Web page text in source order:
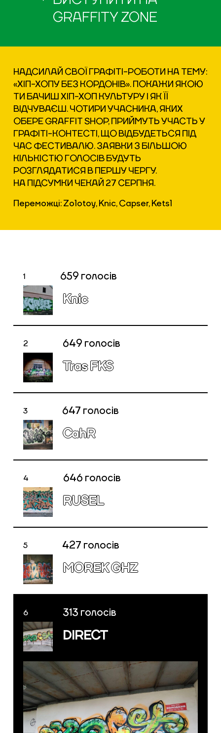
GRAFFITY ZONE
НАДСИЛАЙ СВОЇ ГРАФІТІ-РОБОТИ НА ТЕМУ:
«ХІП-ХОПУ БЕЗ КОРДОНІВ». ПОКАЖИ ЯКОЮ
ТИ БАЧИШ ХІП-ХОП КУЛЬТУРУ І ЯК ЇЇ
ВІДЧУВАЄШ. ЧОТИРИ УЧАСНИКА, ЯКИХ
ОБЕРЕ GRAFFIT SHOP, ПРИЙМУТЬ УЧАСТЬ У
ГРАФІТІ-КОНТЕСТІ, ЩО ВІДБУДЕТЬСЯ ПІД
ЧАС ФЕСТИВАЛЮ. ЗАЯВКИ З БІЛЬШОЮ
КІЛЬКІСТЮ ГОЛОСІВ БУДУТЬ
РОЗГЛЯДАТИСЯ В ПЕРШУ ЧЕРГУ.
НА ПІДСУМКИ ЧЕКАЙ 27 СЕРПНЯ.
Переможці: Zolotoy, Knic, Capser, Ketsl
1 659 голосів
Knic
Голосування закрито
2 649 голосів
Tras FKS
Голосування закрито
3 647 голосів
CahR
Голосування закрито
4 646 голосів
RUSEL
Голосування закрито
5 427 голосів
MOREK GHZ
Голосування закрито
6 313 голосів
DIRECT